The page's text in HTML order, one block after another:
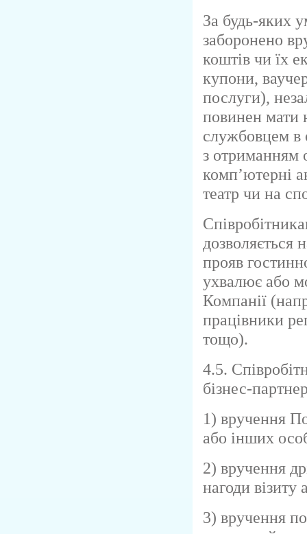
За будь-яких
заборонено
коштів чи їх
купони,
послуги),
повинен мати
службовцем в
з отриманням
комп’ютерні
театр чи на
дозволяється
прояв
ухвалює або
Компанії
працівники
тощо).
4.5.
бізнес-
1) вручення
або інших
2) вручення
нагоди візиту
3) вручення